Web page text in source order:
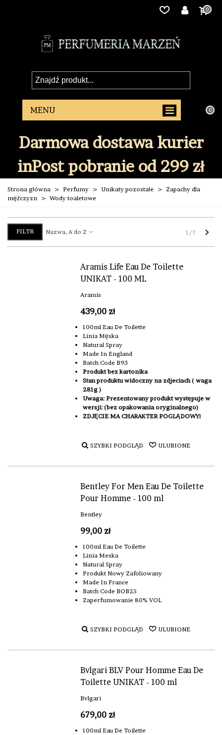
0
0
Darmowa dostawa kurier
inPost pobranie od 299 zł
Strona główna > Perfumy > Unikaty pozostałe > Zapachy dla
mężczyzn > Wody toaletowe
FILTR Nazwa, A do Z 1/7
Aramis Life Eau De Toilette
UNIKAT - 100 ML
Aramis
439,00 zł
100ml Eau De Toilette
Linia Męska
Natural Spray
Made In England
Batch Code B93
Produkt bez kartonika
Stan produktu widoczny na zdjeciach ( waga
281g )
Uwaga: Prezentowany produkt występuje w
wersji: (bez opakowania oryginalnego)
ZDJĘCIE MA CHARAKTER POGLĄDOWY!
SZYBKI PODGLĄD ULUBIONE
Bentley For Men Eau De Toilette
Pour Homme - 100 ml
Bentley
99,00 zł
100ml Eau De Toilette
Linia Meska
Natural Spray
Produkt Nowy Zafoliowany
Made In France
Batch Code BOB25
Zaperfumowanie 80% VOL
SZYBKI PODGLĄD ULUBIONE
Bvlgari BLV Pour Homme Eau De
Toilette UNIKAT - 100 ml
Bvlgari
679,00 zł
100ml Eau De Toilette